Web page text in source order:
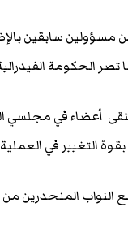
سابقين
تصر الحكومة
أعضاء في مجلسي
التغيير في العملية
النواب المنحدرين